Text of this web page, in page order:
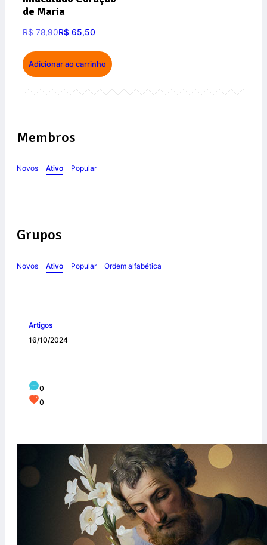
de Maria
R$78,90R$ 65,50
Adicionar ao carrinho
Membros
Novos Ativo Popular
Grupos
Novos Ativo Popular Ordem alfabética
Artigos
16/10/2024
0
0